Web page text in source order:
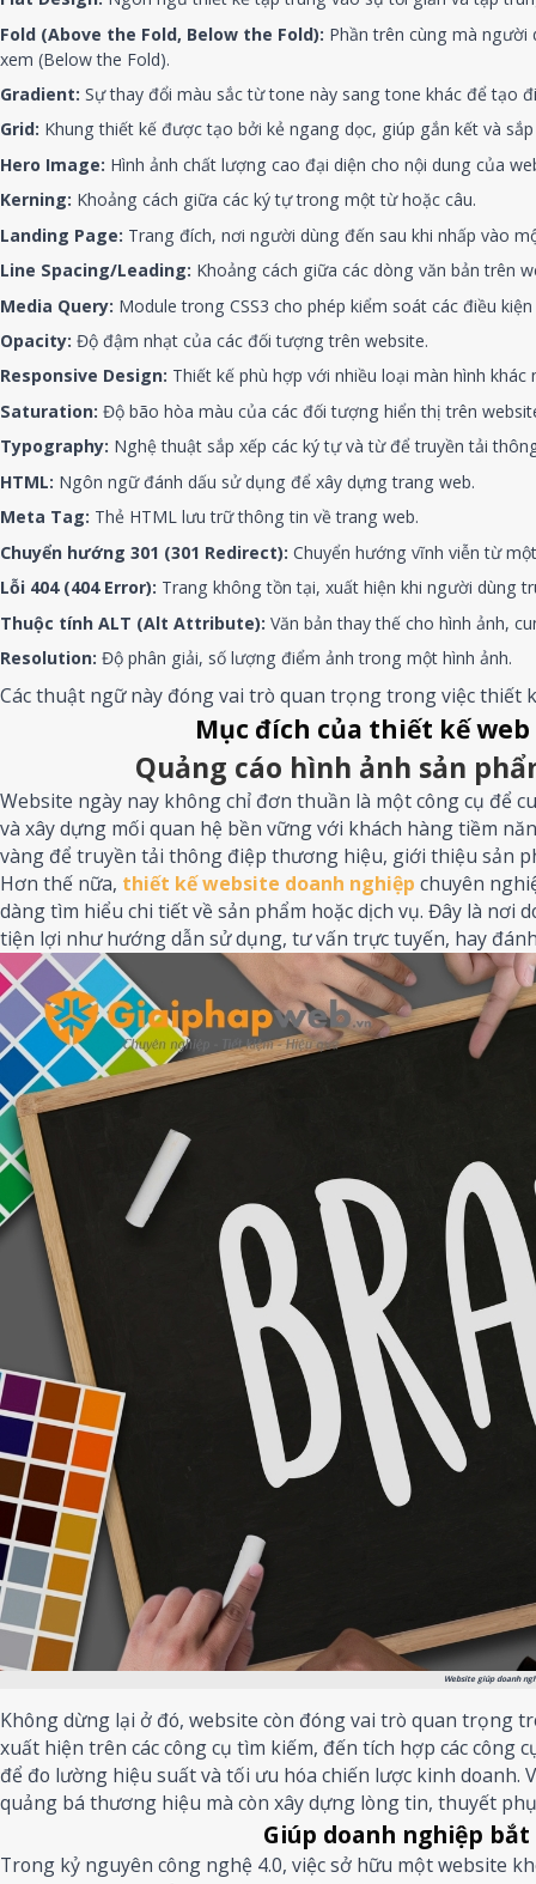
Fold (Above the Fold, Below the Fold): Phần trên cùng mà người
xem (Below the Fold).
Gradient: Sự thay đổi màu sắc từ tone này sang tone khác để tạo
Grid: Khung thiết kế được tạo bởi kẻ ngang dọc, giúp gắn kết và
Hero Image: Hình ảnh chất lượng cao đại diện cho nội dung của
Kerning: Khoảng cách giữa các ký tự trong một từ hoặc câu.
Landing Page: Trang đích, nơi người dùng đến sau khi nhấp vào
Line Spacing/Leading: Khoảng cách giữa các dòng văn bản trên
Media Query: Module trong CSS3 cho phép kiểm soát các điều
Opacity: Độ đậm nhạt của các đối tượng trên website.
Responsive Design: Thiết kế phù hợp với nhiều loại màn hình khác
Saturation: Độ bão hòa màu của các đối tượng hiển thị trên
Typography: Nghệ thuật sắp xếp các ký tự và từ để truyền tải
HTML: Ngôn ngữ đánh dấu sử dụng để xây dựng trang web.
Meta Tag: Thẻ HTML lưu trữ thông tin về trang web.
Chuyển hướng 301 (301 Redirect): Chuyển hướng vĩnh viễn từ
Lỗi 404 (404 Error): Trang không tồn tại, xuất hiện khi người dùng
Thuộc tính ALT (Alt Attribute): Văn bản thay thế cho hình ảnh,
Resolution: Độ phân giải, số lượng điểm ảnh trong một hình ảnh.
Các thuật ngữ này đóng vai trò quan trọng trong việc thiết
Mục đích của thiết kế
Quảng cáo hình ảnh sản
Website ngày nay không chỉ đơn thuần là một công cụ để
và xây dựng mối quan hệ bền vững với khách hàng tiềm
vàng để truyền tải thông điệp thương hiệu, giới thiệu sản
Hơn thế nữa, thiết kế website doanh nghiệp chuyên
dàng tìm hiểu chi tiết về sản phẩm hoặc dịch vụ. Đây là
tiện lợi như hướng dẫn sử dụng, tư vấn trực tuyến, hay
Website giúp doanh
Không dừng lại ở đó, website còn đóng vai trò quan trọng
xuất hiện trên các công cụ tìm kiếm, đến tích hợp các
để đo lường hiệu suất và tối ưu hóa chiến lược kinh
quảng bá thương hiệu mà còn xây dựng lòng tin, thuyết
Giúp doanh nghiệp
Trong kỷ nguyên công nghệ 4.0, việc sở hữu một website